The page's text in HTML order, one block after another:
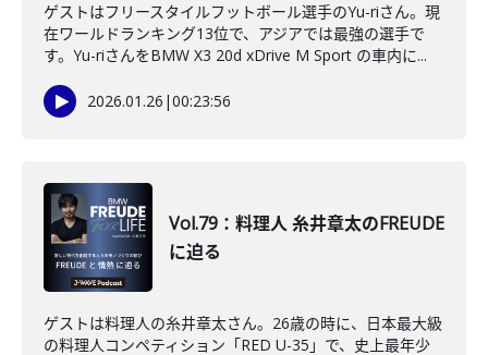
ゲストはフリースタイルフットボール選手のYu-riさん。現
在ワールドランキング13位で、アジアでは最強の選手で
す。Yu-riさんをBMW X3 20d xDrive M Sport の車内に...
2026.01.26 |00:23:56
Vol.79：料理人 糸井章太のFREUDE
に迫る
ゲストは料理人の糸井章太さん。26歳の時に、日本最大級
の料理人コンペティション「RED U-35」で、史上最年少